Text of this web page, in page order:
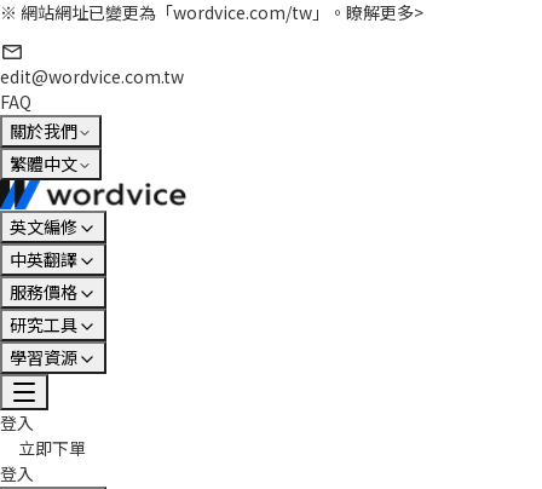
※ 網站網址已變更為「wordvice.com/tw」。 瞭解更多>
edit@wordvice.com.tw
FAQ
關於我們
繁體中文
英文編修
中英翻譯
服務價格
研究工具
學習資源
登入
立即下單
登入